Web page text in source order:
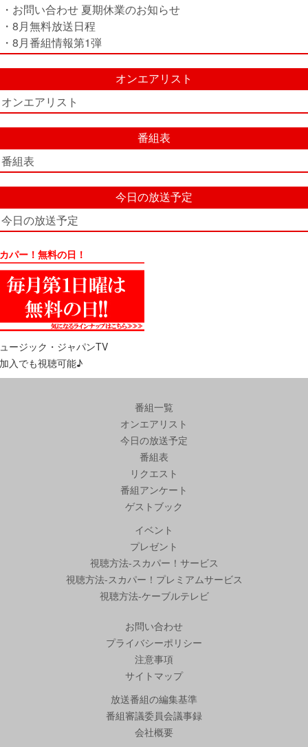
・お問い合わせ 夏期休業のお知らせ
・8月無料放送日程
・8月番組情報第1弾
オンエアリスト
オンエアリスト
番組表
番組表
今日の放送予定
今日の放送予定
パー！無料の日！
ージック・ジャパンTV
入でも視聴可能♪
番組一覧
オンエアリスト
今日の放送予定
番組表
リクエスト
番組アンケート
ゲストブック
イベント
プレゼント
視聴方法-スカパー！サービス
視聴方法-スカパー！プレミアムサービス
視聴方法-ケーブルテレビ
お問い合わせ
プライバシーポリシー
注意事項
サイトマップ
放送番組の編集基準
番組審議委員会議事録
会社概要